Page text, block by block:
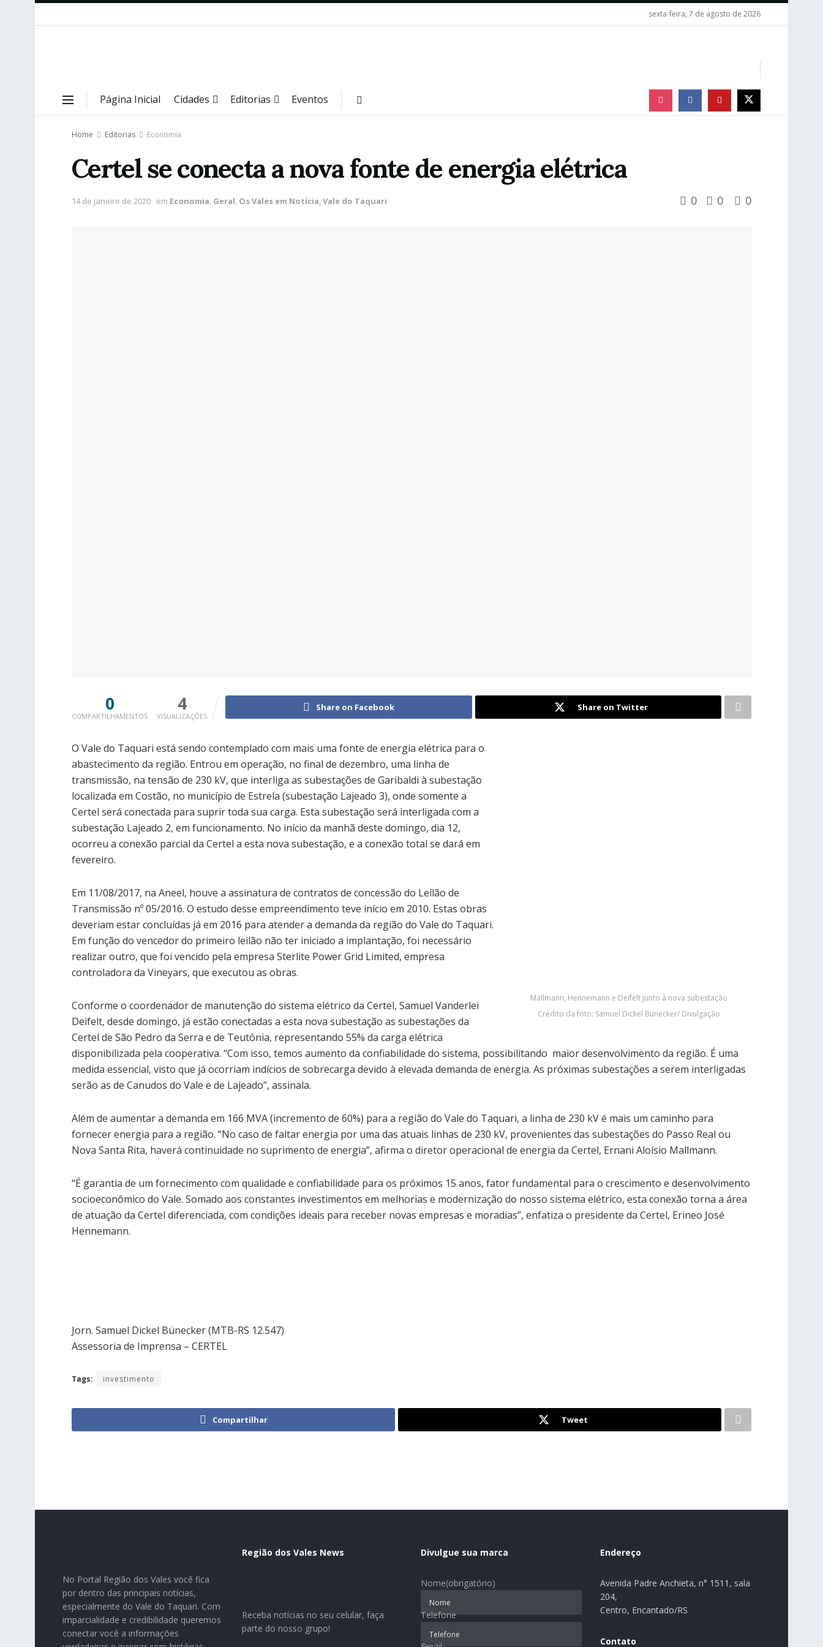
sexta-feira, 7 de agosto de 2026
Página Inicial Cidades Editorias Eventos
Home Editorias Economia
Certel se conecta a nova fonte de energia elétrica
14 de janeiro de 2020 em Economia, Geral, Os Vales em Notícia,Vale do Taquari 0 0 0
0
COMPARTILHAMENTOS
4
VISUALIZAÇÕES
Share on Facebook Share on Twitter
Mallmann, Hennemann e Deifelt junto à nova subestação
Crédito da foto: Samuel Dickel Bünecker/ Divulgação
O Vale do Taquari está sendo contemplado com mais uma fonte de energia elétrica para o
abastecimento da região. Entrou em operação, no final de dezembro, uma linha de
transmissão, na tensão de 230 kV, que interliga as subestações de Garibaldi à subestação
localizada em Costão, no município de Estrela (subestação Lajeado 3), onde somente a
Certel será conectada para suprir toda sua carga. Esta subestação será interligada com a
subestação Lajeado 2, em funcionamento. No início da manhã deste domingo, dia 12,
ocorreu a conexão parcial da Certel a esta nova subestação, e a conexão total se dará em
fevereiro.
Em 11/08/2017, na Aneel, houve a assinatura de contratos de concessão do Leilão de
Transmissão nº 05/2016. O estudo desse empreendimento teve início em 2010. Estas obras
deveriam estar concluídas já em 2016 para atender a demanda da região do Vale do Taquari.
Em função do vencedor do primeiro leilão não ter iniciado a implantação, foi necessário
realizar outro, que foi vencido pela empresa Sterlite Power Grid Limited, empresa
controladora da Vineyars, que executou as obras.
Conforme o coordenador de manutenção do sistema elétrico da Certel, Samuel Vanderlei
Deifelt, desde domingo, já estão conectadas a esta nova subestação as subestações da
Certel de São Pedro da Serra e de Teutônia, representando 55% da carga elétrica
disponibilizada pela cooperativa. “Com isso, temos aumento da confiabilidade do sistema, possibilitando maior desenvolvimento da região. É uma
medida essencial, visto que já ocorriam indícios de sobrecarga devido à elevada demanda de energia. As próximas subestações a serem interligadas
serão as de Canudos do Vale e de Lajeado”, assinala.
Além de aumentar a demanda em 166 MVA (incremento de 60%) para a região do Vale do Taquari, a linha de 230 kV é mais um caminho para
fornecer energia para a região. “No caso de faltar energia por uma das atuais linhas de 230 kV, provenientes das subestações do Passo Real ou
Nova Santa Rita, haverá continuidade no suprimento de energia”, afirma o diretor operacional de energia da Certel, Ernani Aloísio Mallmann.
“É garantia de um fornecimento com qualidade e confiabilidade para os próximos 15 anos, fator fundamental para o crescimento e desenvolvimento
socioeconômico do Vale. Somado aos constantes investimentos em melhorias e modernização do nosso sistema elétrico, esta conexão torna a área
de atuação da Certel diferenciada, com condições ideais para receber novas empresas e moradias”, enfatiza o presidente da Certel, Erineo José
Hennemann.
Jorn. Samuel Dickel Bünecker (MTB-RS 12.547)
Assessoria de Imprensa – CERTEL
Tags: investimento
Compartilhar Tweet
No Portal Região dos Vales você fica
por dentro das principais notícias,
especialmente do Vale do Taquari. Com
imparcialidade e credibilidade queremos
conectar você a informações
Região dos Vales News
Receba notícias no seu celular, faça
parte do nosso grupo!
Divulgue sua marca
Nome(obrigatório)
Telefone
Endereço
Avenida Padre Anchieta, n° 1511, sala
204,
Centro, Encantado/RS
Contato